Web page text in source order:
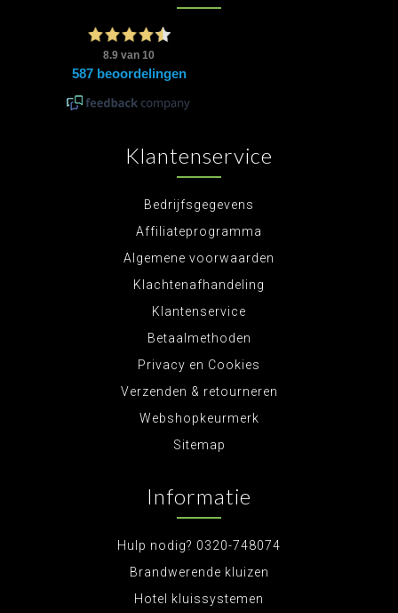
Klantenservice
Bedrijfsgegevens
Affiliateprogramma
Algemene voorwaarden
Klachtenafhandeling
Klantenservice
Betaalmethoden
Privacy en Cookies
Verzenden & retourneren
Webshopkeurmerk
Sitemap
Informatie
Hulp nodig? 0320-748074
Brandwerende kluizen
Hotel kluissystemen